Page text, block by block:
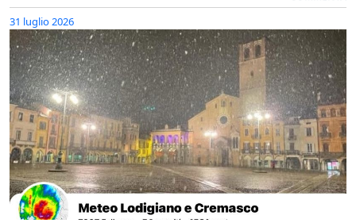
31 luglio 2026